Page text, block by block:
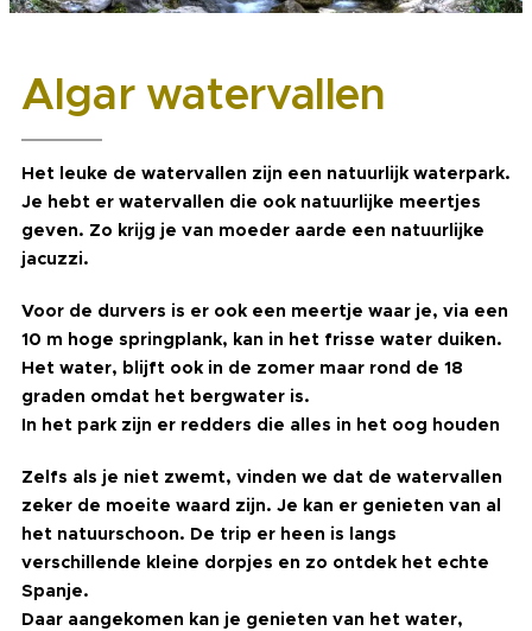
Algar watervallen
Het leuke de watervallen zijn een natuurlijk waterpark.
Je hebt er watervallen die ook natuurlijke meertjes
geven. Zo krijg je van moeder aarde een natuurlijke
jacuzzi.
Voor de durvers is er ook een meertje waar je, via een
10 m hoge springplank, kan in het frisse water duiken.
Het water, blijft ook in de zomer maar rond de 18
graden omdat het bergwater is.
In het park zijn er redders die alles in het oog houden
Zelfs als je niet zwemt, vinden we dat de watervallen
zeker de moeite waard zijn. Je kan er genieten van al
het natuurschoon. De trip er heen is langs
verschillende kleine dorpjes en zo ontdek het echte
Spanje.
Daar aangekomen kan je genieten van het water,